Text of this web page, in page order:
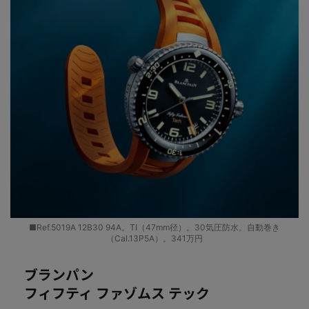
■Ref.5019A 12B30 94A。TI（47mm径）。30気圧防水。自動巻き
（Cal.13P5A）。341万円
ブランパン
フィフティ ファゾムス テック